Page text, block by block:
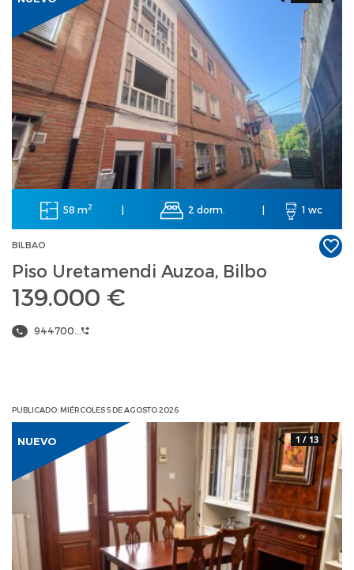
58 m2 | 2 dorm. | 1 wc
BILBAO
Piso Uretamendi Auzoa, Bilbo
139.000 €
944700...
PUBLICADO: MIÉRCOLES 5 DE AGOSTO 2026
NUEVO 1 / 13